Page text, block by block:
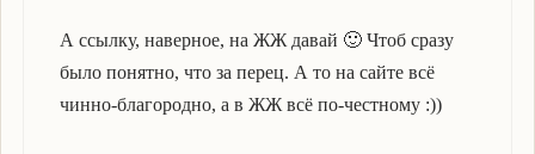
А ссылку, наверное, на ЖЖ давай 🙂 Чтоб сразу
было понятно, что за перец. А то на сайте всё
чинно-благородно, а в ЖЖ всё по-честному :))